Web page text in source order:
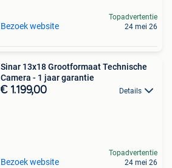
Bezoek website
Topadvertentie
24 mei 26
Sinar 13x18 Grootformaat Technische
Camera - 1 jaar garantie
€ 1.199,00 Details
Bezoek website
Topadvertentie
24 mei 26